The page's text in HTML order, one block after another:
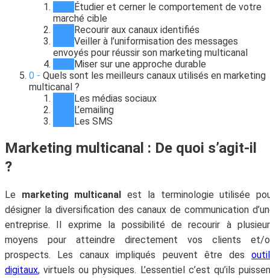
Étudier et cerner le comportement de votre
marché cible
Recourir aux canaux identifiés
Veiller à l’uniformisation des messages
envoyés pour réussir son marketing multicanal
Miser sur une approche durable
Quels sont les meilleurs canaux utilisés en marketing
multicanal ?
Les médias sociaux
L’emailing
Les SMS
Marketing multicanal : De quoi s’agit-il
?
Le marketing multicanal est la terminologie utilisée
désigner la diversification des canaux de communication
entreprise. Il exprime la possibilité de recourir à
moyens pour atteindre directement vos clients et/
prospects. Les canaux impliqués peuvent être des
digitaux, virtuels ou physiques. L’essentiel c’est qu’ils